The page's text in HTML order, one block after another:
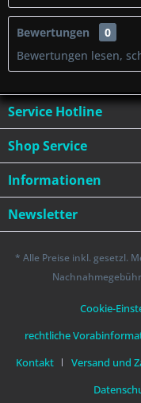
Bewertungen
0
Bewertungen lesen,
Service Hotline
Shop Service
Informationen
Newsletter
* Alle Preise inkl. gesetzl.
Cookie-
rechtliche
Kontakt
Versand und